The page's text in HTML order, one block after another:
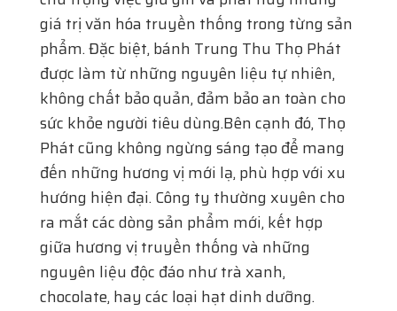
giá trị văn hóa truyền thống trong từng sản
phẩm. Đặc biệt, bánh Trung Thu Thọ Phát
được làm từ những nguyên liệu tự nhiên,
không chất bảo quản, đảm bảo an toàn cho
sức khỏe người tiêu dùng.Bên cạnh đó, Thọ
Phát cũng không ngừng sáng tạo để mang
đến những hương vị mới lạ, phù hợp với xu
hướng hiện đại. Công ty thường xuyên cho
ra mắt các dòng sản phẩm mới, kết hợp
giữa hương vị truyền thống và những
nguyên liệu độc đáo như trà xanh,
chocolate, hay các loại hạt dinh dưỡng.